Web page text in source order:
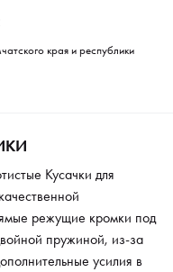
края и республики
Кусачки для
режущие кромки под
пружиной, из-за
усилия в